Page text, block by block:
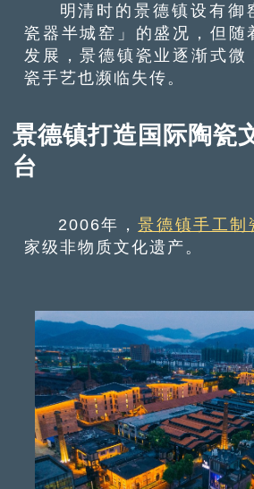
明清时的景德镇设有御
瓷器半城窑」的盛况，但随
发展，景德镇瓷业逐渐式微
瓷手艺也濒临失传。
景德镇打造国际陶瓷
台
2006年，景德镇手工制
家级非物质文化遗产。